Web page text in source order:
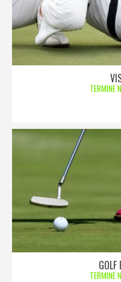
TERMINE
TERMINE